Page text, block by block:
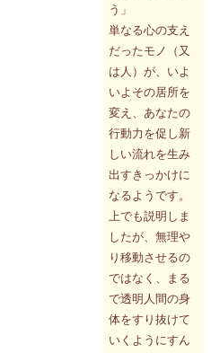
う」
単なる心の支え
だったモノ（又
は人）が、いよ
いよその居所を
変え、あなたの
行動力を促し新
しい流れを生み
出すきっかけに
なるようです。
上でも説明しま
したが、無理や
り移動させるの
ではなく、まる
で透明人間の身
体をすり抜けて
いくようにすん